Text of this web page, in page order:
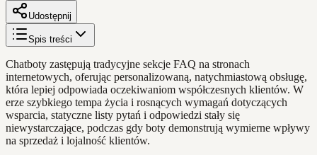
Udostępnij
Spis treści
Chatboty zastępują tradycyjne sekcje FAQ na stronach
internetowych, oferując personalizowaną, natychmiastową obsługę,
która lepiej odpowiada oczekiwaniom współczesnych klientów. W
erze szybkiego tempa życia i rosnących wymagań dotyczących
wsparcia, statyczne listy pytań i odpowiedzi stały się
niewystarczające, podczas gdy boty demonstrują wymierne wpływy
na sprzedaż i lojalność klientów.